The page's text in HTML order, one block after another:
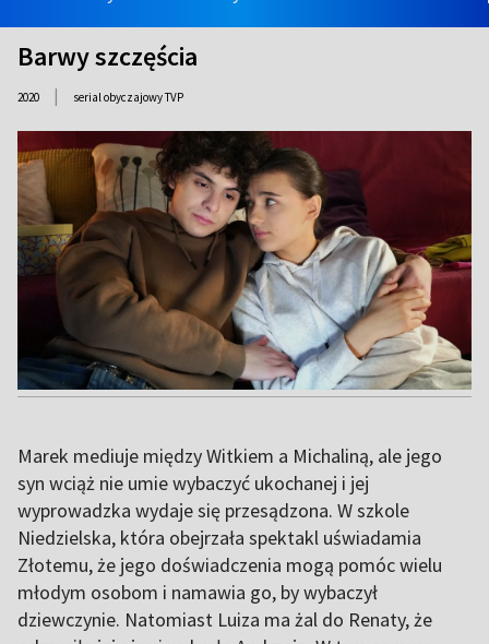
Barwy szczęścia
2020 | serial obyczajowy TVP
Marek mediuje między Witkiem a Michaliną, ale jego
syn wciąż nie umie wybaczyć ukochanej i jej
wyprowadzka wydaje się przesądzona. W szkole
Niedzielska, która obejrzała spektakl uświadamia
Złotemu, że jego doświadczenia mogą pomóc wielu
młodym osobom i namawia go, by wybaczył
dziewczynie. Natomiast Luiza ma żal do Renaty, że